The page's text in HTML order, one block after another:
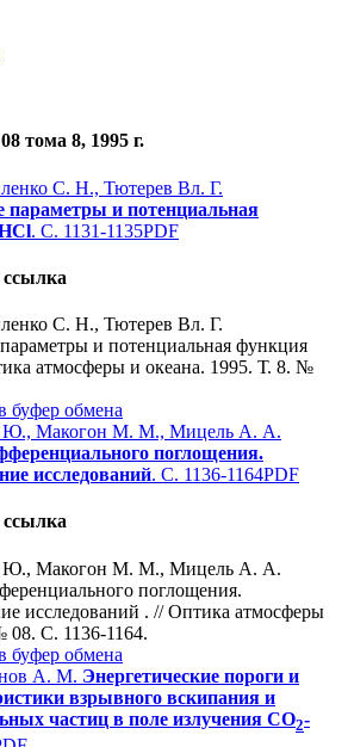
тома 8, 1995 г.
С. Н., Тютерев Вл. Г.
параметры и потенциальная
. С. 1131-1135PDF
С. Н., Тютерев Вл. Г.
и потенциальная функция
атмосферы и океана. 1995. Т. 8. №
буфер обмена
Ю., Макогон М. М., Мицель А. А.
поглощения.
исследований. С. 1136-1164PDF
Ю., Макогон М. М., Мицель А. А.
поглощения.
исследований . // Оптика атмосферы
08. С. 1136-1164.
буфер обмена
А. М. Энергетические пороги и
взрывного вскипания и
частиц в поле излучения СО2-